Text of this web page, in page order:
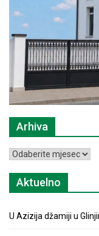
Arhiva
Arhiva
Aktuelno
U Azizija džamiji u